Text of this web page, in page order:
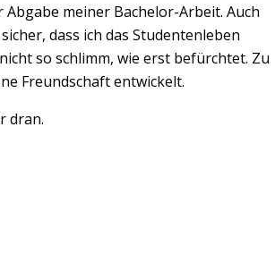
meiner Bachelor-Arbeit. Auch
dass ich das Studentenleben
so schlimm, wie erst befürchtet. Zu
Freundschaft entwickelt.
dran.